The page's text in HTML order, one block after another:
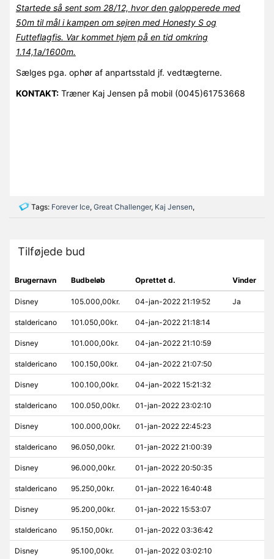
Startede så sent som 28/12, hvor den galopperede med
50m til mål i kampen om sejren med Honesty S og
Futteflagfis. Var kommet hjem på en tid omkring
1.14,1a/1600m.
Sælges pga. ophør af anpartsstald jf. vedtægterne.
KONTAKT:Træner Kaj Jensen på mobil (0045)61753668
Tags: Forever Ice, Great Challenger, Kaj Jensen,
Tilføjede bud
Brugernavn Budbeløb Oprettet d. Vinder
Disney 105.000,00kr. 04-jan-2022 21:19:52 Ja
staldericano 101.050,00kr. 04-jan-2022 21:18:14
Disney 101.000,00kr. 04-jan-2022 21:10:59
staldericano 100.150,00kr. 04-jan-2022 21:07:50
Disney 100.100,00kr. 04-jan-2022 15:21:32
staldericano 100.050,00kr. 01-jan-2022 23:02:10
Disney 100.000,00kr. 01-jan-2022 22:45:23
staldericano 96.050,00kr. 01-jan-2022 21:00:39
Disney 96.000,00kr. 01-jan-2022 20:50:35
staldericano 95.250,00kr. 01-jan-2022 16:40:48
Disney 95.200,00kr. 01-jan-2022 15:53:07
staldericano 95.150,00kr. 01-jan-2022 03:36:42
Disney 95.100,00kr. 01-jan-2022 03:02:10